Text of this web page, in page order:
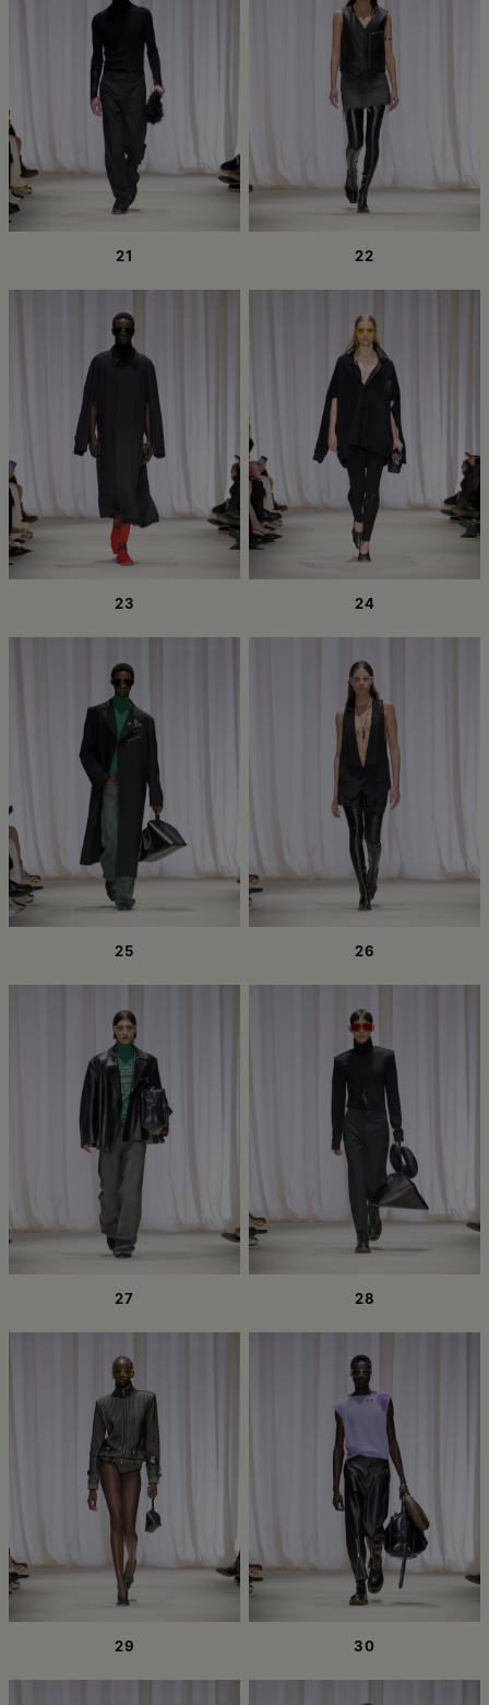
21 22
23 24
25 26
27 28
29 30